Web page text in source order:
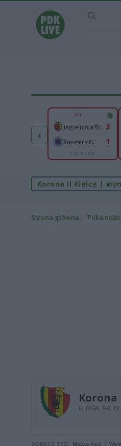
‹
Ferencvaros Budapeszt 1
Zabrze 0
HT
2
Rangers FC 1
Liga Europy
Korona II Kielce |
Strona główna Piłka
Korona
III LIGA, GR.
ZOBACZ TEŻ: Mecze dziś